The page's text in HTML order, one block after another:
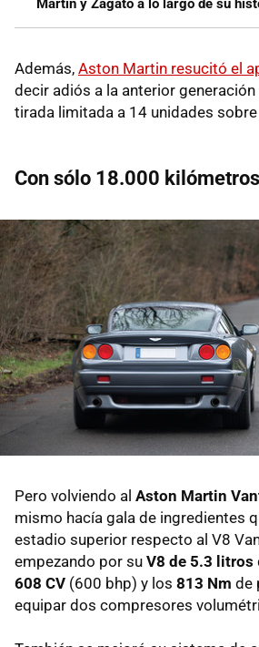
Además, Aston Martin resucitó el
decir adiós a la anterior generación
tirada limitada a 14 unidades sobre
Con sólo 18.000
Pero volviendo al Aston Martin
mismo hacía gala de ingredientes
estadio superior respecto al V8
empezando por su V8 de 5.3 litros
608 CV (600 bhp) y los 813 Nm de
equipar dos compresores